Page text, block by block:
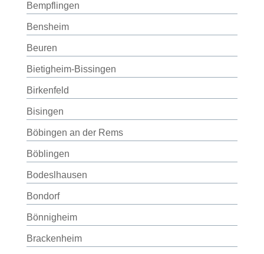
Bempflingen
Bensheim
Beuren
Bietigheim-Bissingen
Birkenfeld
Bisingen
Böbingen an der Rems
Böblingen
Bodeslhausen
Bondorf
Bönnigheim
Brackenheim